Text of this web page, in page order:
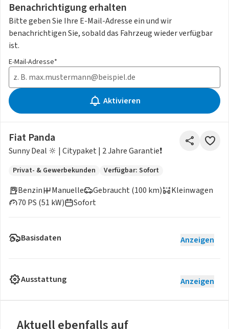
Benachrichtigung erhalten
Bitte geben Sie Ihre E-Mail-Adresse ein und wir
benachrichtigen Sie, sobald das Fahrzeug wieder verfügbar
ist.
E-Mail-Adresse*
Aktivieren
Fiat Panda
Sunny Deal 🔆 | Citypaket | 2 Jahre Garantie❗️
Privat- & Gewerbekunden Verfügbar: Sofort
Benzin
Gebraucht (100 km)
70 PS (51 kW)
Manuelle
Kleinwagen
Sofort
Basisdaten Anzeigen
Ausstattung Anzeigen
Aktuell ebenfalls auf